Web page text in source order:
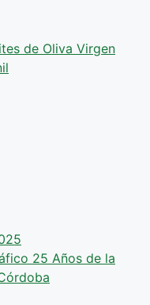
de Oliva Virgen
25 Años de la